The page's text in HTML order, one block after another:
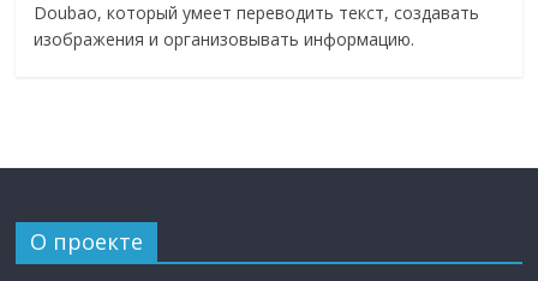
Doubao, который умеет переводить текст, создавать
изображения и организовывать информацию.
О проекте